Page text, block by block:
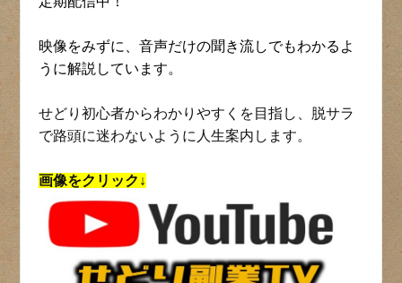
映像をみずに、音声だけの聞き流しでもわかるよ
うに解説しています。
せどり初心者からわかりやすくを目指し、脱サラ
で路頭に迷わないように人生案内します。
画像をクリック↓